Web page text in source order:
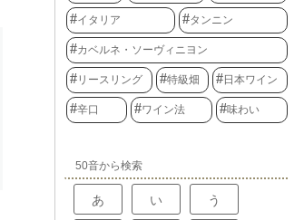
イタリア タンニン
カベルネ・ソーヴィニヨン
リースリング 特級畑 日本ワイン
辛口 ワイン法 味わい
50音から検索
あ い う